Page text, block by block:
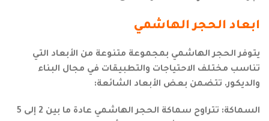
ابعاد الحجر الهاشمي
يتوفر الحجر الهاشمي بمجموعة متنوعة من الأبعاد التي
تناسب مختلف الاحتياجات والتطبيقات في مجال البناء
والديكور. تتضمن بعض الأبعاد الشائعة:
السماكة: تتراوح سماكة الحجر الهاشمي عادة ما بين 2 إلى 5